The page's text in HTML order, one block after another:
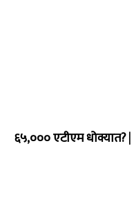
६५,००० एटीएम धोक्यात?|